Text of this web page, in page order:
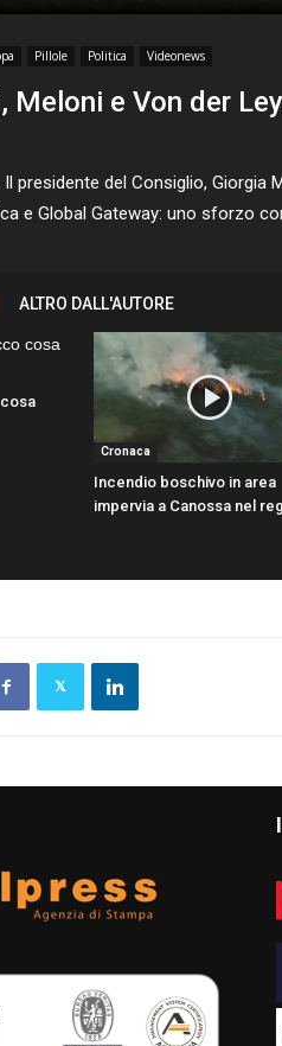
Pillole Politica Videonews
Meloni e Von der
Il presidente del Consiglio,
e Global Gateway: uno sforzo
ALTRO DALL'AUTORE
Cronaca
Incendio boschivo in area
impervia a Canossa nel